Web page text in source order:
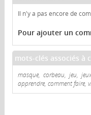
Il n'y a pas encore de
Pour ajouter un
mots-clés associés à
masque, corbeau, jeu,
apprendre, comment faire,